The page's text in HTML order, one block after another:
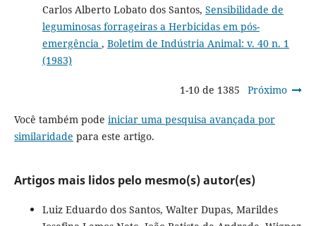
Carlos Alberto Lobato dos Santos, Sensibilidade de
leguminosas forrageiras a Herbicidas em pós-
emergência , Boletim de Indústria Animal: v. 40 n. 1
(1983)
1-10 de 1385 Próximo
Você também pode iniciar uma pesquisa avançada por
similaridade para este artigo.
Artigos mais lidos pelo mesmo(s) autor(es)
Luiz Eduardo dos Santos, Walter Dupas, Marildes